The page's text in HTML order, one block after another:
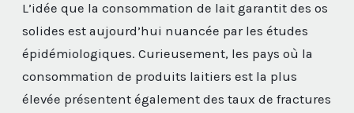
L’idée que la consommation de lait garantit des os
solides est aujourd’hui nuancée par les études
épidémiologiques. Curieusement, les pays où la
consommation de produits laitiers est la plus
élevée présentent également des taux de fractures